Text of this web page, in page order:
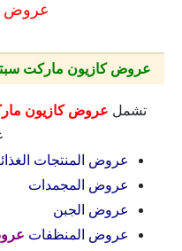
عروض
عروض كازيون ماركت سبتمبر
تشمل عروض كازيون
عروض المنتجات
عروض المجمدات
عروض الجبن
عروض المنظفات